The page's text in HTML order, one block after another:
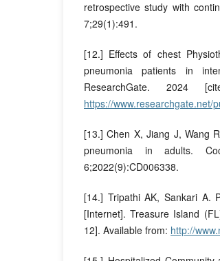
retrospective study with
7;29(1):491.
[12.] Effects of chest
pneumonia patients in
ResearchGate. 2024
https://www.researchgate.net/
[13.] Chen X, Jiang J, Wang
pneumonia in adults.
6;2022(9):CD006338.
[14.] Tripathi AK, Sankari A.
[Internet]. Treasure Island
12]. Available from: http://